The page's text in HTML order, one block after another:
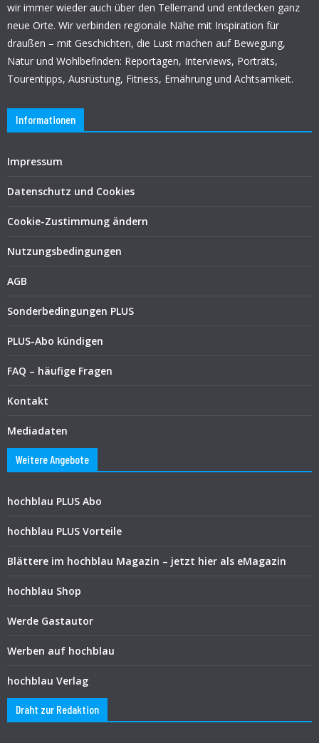
wir immer wieder auch über den Tellerrand und entdecken ganz
neue Orte. Wir verbinden regionale Nähe mit Inspiration für
draußen – mit Geschichten, die Lust machen auf Bewegung,
Natur und Wohlbefinden: Reportagen, Interviews, Porträts,
Tourentipps, Ausrüstung, Fitness, Ernährung und Achtsamkeit.
Informationen
Impressum
Datenschutz und Cookies
Cookie-Zustimmung ändern
Nutzungsbedingungen
AGB
Sonderbedingungen PLUS
PLUS-Abo kündigen
FAQ – häufige Fragen
Kontakt
Mediadaten
Weitere Angebote
hochblau PLUS Abo
hochblau PLUS Vorteile
Blättere im hochblau Magazin – jetzt hier als eMagazin
hochblau Shop
Werde Gastautor
Werben auf hochblau
hochblau Verlag
Draht zur Redaktion